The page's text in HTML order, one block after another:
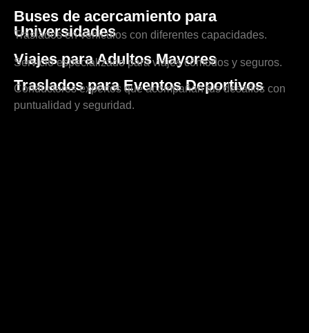
Buses de acercamiento para
Universidades
Traslados en vehículos con diferentes capacidades.
Viajes para Adultos Mayores
Servicio especializado para viajes cómodos y seguros.
Traslados para Eventos Deportivos
Conductores expertos que acompañan tus desafíos con
puntualidad y seguridad.